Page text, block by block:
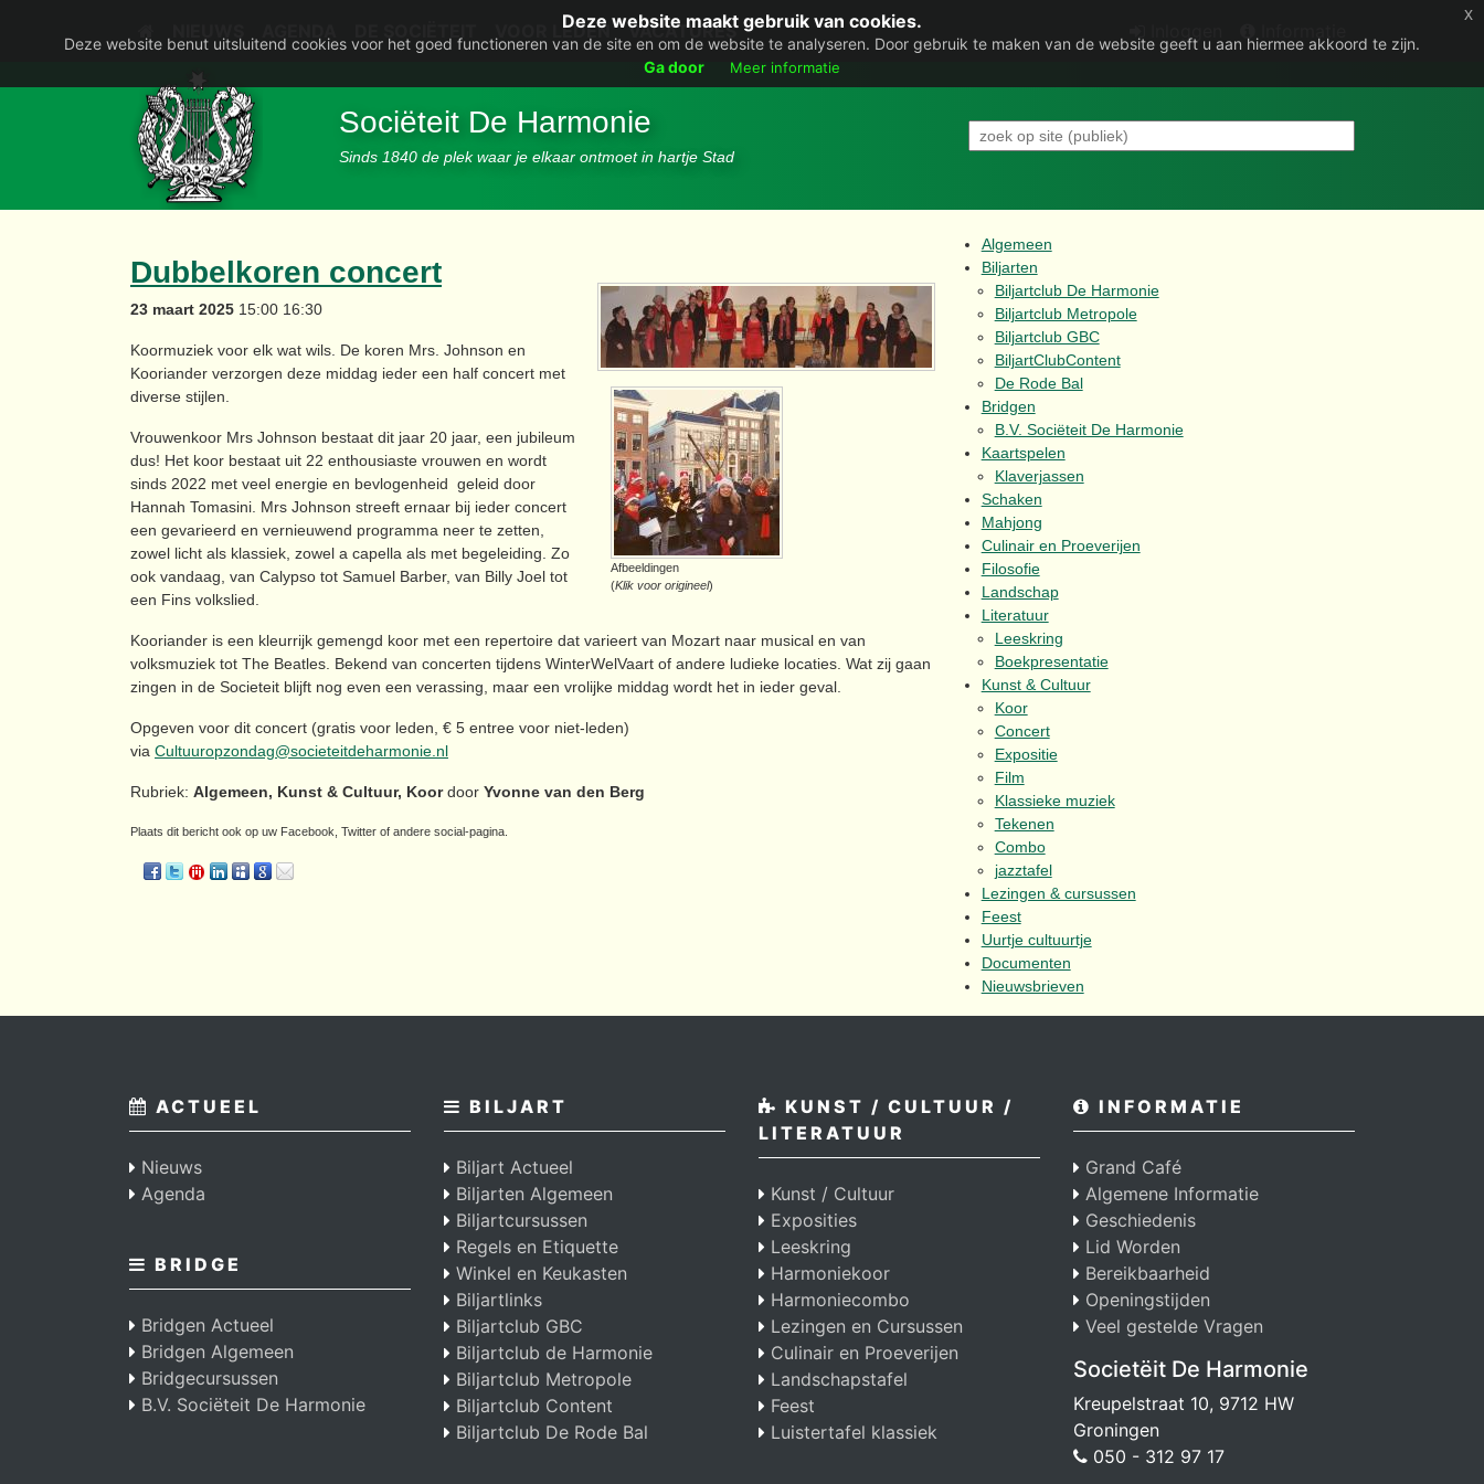
Deze website maakt gebruik van cookies.
Deze website benut uitsluitend cookies voor het goed functioneren van de site en om de website te analyseren. Door gebruik te maken van de website geeft u aan hiermee akkoord te zijn.
Ga door
Meer informatie
x
VOOR LEDEN VACATURES
Sociëteit De Harmonie
Sinds 1840 de plek waar je elkaar ontmoet in hartje Stad
Afbeeldingen
(Klik voor origineel)
Dubbelkoren concert
23 maart 2025 15:00 16:30
Koormuziek voor elk wat wils. De koren Mrs. Johnson en
Kooriander verzorgen deze middag ieder een half concert met
diverse stijlen.
Vrouwenkoor Mrs Johnson bestaat dit jaar 20 jaar, een jubileum
dus! Het koor bestaat uit 22 enthousiaste vrouwen en wordt
sinds 2022 met veel energie en bevlogenheid geleid door
Hannah Tomasini. Mrs Johnson streeft ernaar bij ieder concert
een gevarieerd en vernieuwend programma neer te zetten,
zowel licht als klassiek, zowel a capella als met begeleiding. Zo
ook vandaag, van Calypso tot Samuel Barber, van Billy Joel tot
een Fins volkslied.
Kooriander is een kleurrijk gemengd koor met een repertoire dat varieert van Mozart naar musical en van
volksmuziek tot The Beatles. Bekend van concerten tijdens WinterWelVaart of andere ludieke locaties. Wat zij gaan
zingen in de Societeit blijft nog even een verassing, maar een vrolijke middag wordt het in ieder geval.
Opgeven voor dit concert (gratis voor leden, € 5 entree voor niet-leden)
via Cultuuropzondag@societeitdeharmonie.nl
Rubriek: Algemeen, Kunst & Cultuur, Koordoor Yvonne van den Berg
Plaats dit bericht ook op uw Facebook, Twitter of andere social-pagina.
Algemeen
Biljarten
Biljartclub De Harmonie
Biljartclub Metropole
Biljartclub GBC
BiljartClubContent
De Rode Bal
Bridgen
B.V. Sociëteit De Harmonie
Kaartspelen
Klaverjassen
Schaken
Mahjong
Culinair en Proeverijen
Filosofie
Landschap
Literatuur
Leeskring
Boekpresentatie
Kunst & Cultuur
Koor
Concert
Expositie
Film
Klassieke muziek
Tekenen
Combo
jazztafel
Lezingen & cursussen
Feest
Uurtje cultuurtje
Documenten
Nieuwsbrieven
ACTUEEL
Nieuws
Agenda
BRIDGE
Bridgen Actueel
Bridgen Algemeen
Bridgecursussen
B.V. Sociëteit De Harmonie
BILJART
Biljart Actueel
Biljarten Algemeen
Biljartcursussen
Regels en Etiquette
Winkel en Keukasten
Biljartlinks
Biljartclub GBC
Biljartclub de Harmonie
Biljartclub Metropole
Biljartclub Content
Biljartclub De Rode Bal
KUNST / CULTUUR /
LITERATUUR
Kunst / Cultuur
Exposities
Leeskring
Harmoniekoor
Harmoniecombo
Lezingen en Cursussen
Culinair en Proeverijen
Landschapstafel
Feest
Luistertafel klassiek
INFORMATIE
Grand Café
Algemene Informatie
Geschiedenis
Lid Worden
Bereikbaarheid
Openingstijden
Veel gestelde Vragen
Societëit De Harmonie
Kreupelstraat 10, 9712 HW
Groningen
050 - 312 97 17